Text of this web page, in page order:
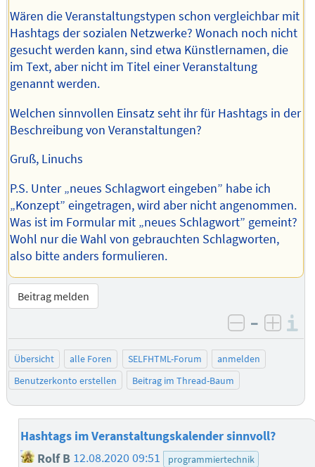
Wären die Veranstaltungstypen schon vergleichbar mit
Hashtags der sozialen Netzwerke? Wonach noch nicht
gesucht werden kann, sind etwa Künstlernamen, die
im Text, aber nicht im Titel einer Veranstaltung
genannt werden.
Welchen sinnvollen Einsatz seht ihr für Hashtags in der
Beschreibung von Veranstaltungen?
Gruß, Linuchs
P.S. Unter „neues Schlagwort eingeben” habe ich
„Konzept” eingetragen, wird aber nicht angenommen.
Was ist im Formular mit „neues Schlagwort” gemeint?
Wohl nur die Wahl von gebrauchten Schlagworten,
also bitte anders formulieren.
Beitrag melden
negativ
–
Übersicht alle Foren SELFHTML-Forum
anmelden
Benutzerkonto erstellen
Beitrag im Thread-Baum
Hashtags im Veranstaltungskalender sinnvoll?
Rolf B 12.08.2020 09:51
programmiertechnik